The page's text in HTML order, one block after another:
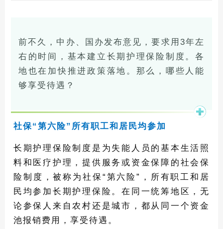
前不久，中办、国办发布意见，要求用3年左
右的时间，基本建立长期护理保险制度。各
地也在加快推进政策落地。那么，哪些人能
够享受待遇？
社保“第六险” 所有职工和居民均参加
长期护理保险制度是为失能人员的基本生活照
料和医疗护理，提供服务或资金保障的社会保
险制度，被称为社保“第六险”，所有职工和居
民均参加长期护理保险。在同一统筹地区，无
论参保人来自农村还是城市，都从同一个资金
池报销费用，享受待遇。